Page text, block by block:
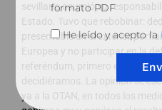
sevillano asumió su
Estado. Tuvo que rebobinar:
presentable en el exterior
Europea y no participar en la
referéndum, primero en Europa
decidiéramos. La opinión se
ya a la OTAN, en todos los
formato PDF
He leído y acepto la